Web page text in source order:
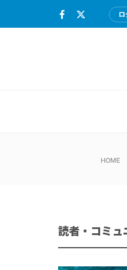
HOME
読者・コミュ